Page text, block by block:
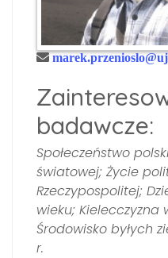
badawcze:
Społeczeństwo
światowej; Życie
Rzeczypospolitej;
wieku; Kielecczyzna
Środowisko byłych
r.